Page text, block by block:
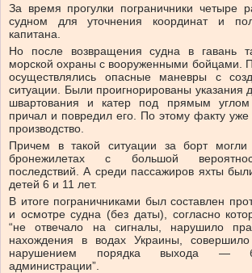
За время прогулки пограничники четыре
судном для уточнения координат и
капитана.
Но после возвращения судна в гавань
морской охраны с вооруженными бойцами.
осуществлялись опасные маневры с
ситуации. Были проигнорированы указания
швартования и катер под прямым
причал и повредил его. По этому факту уже
производство.
Причем в такой ситуации за борт
бронежилетах с большой
последствий. А среди пассажиров яхты
детей 6 и 11 лет.
В итоге пограничниками был составлен
и осмотре судна (без даты), согласно
“не отвечало на сигналы, нарушило
нахождения в водах Украины,
нарушением порядка выхода —
администрации”.